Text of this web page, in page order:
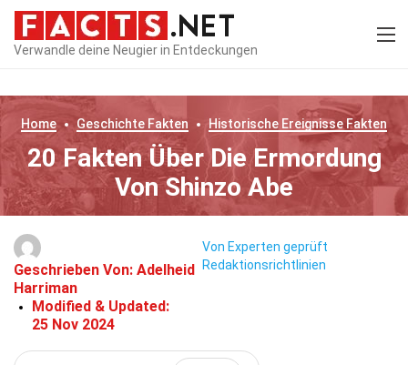
Verwandle deine Neugier in Entdeckungen
Home Geschichte Fakten Historische Ereignisse Fakten
20 Fakten Über Die Ermordung
Von Shinzo Abe
Geschrieben Von: Adelheid
Harriman
Modified & Updated:
25 Nov 2024
Von Experten geprüft
Redaktionsrichtlinien